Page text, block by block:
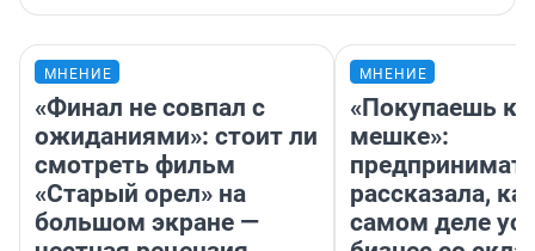
МНЕНИЕ
«Финал не совпал с
ожиданиями»: стоит ли
смотреть фильм
«Старый орел» на
большом экране —
МНЕНИЕ
«Покупаешь
мешке»:
рассказала,
самом деле